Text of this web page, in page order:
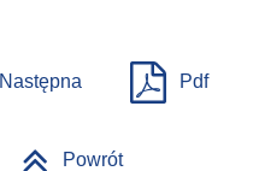
Następna Pdf
Powrót